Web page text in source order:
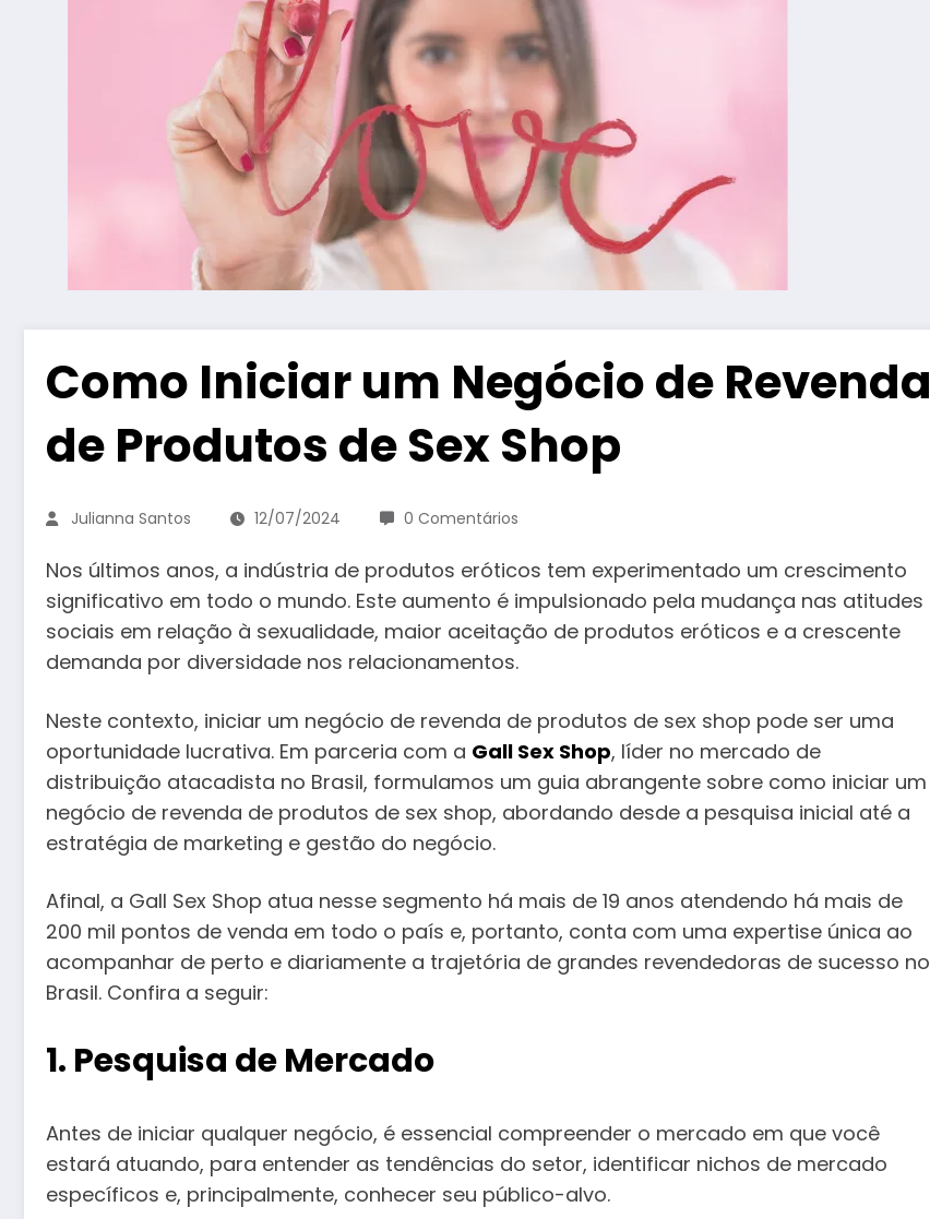
Como Iniciar um Negócio de Revenda
de Produtos de Sex Shop
Julianna Santos 12/07/2024 0 Comentários
Nos últimos anos, a indústria de produtos eróticos tem experimentado um crescimento
significativo em todo o mundo. Este aumento é impulsionado pela mudança nas atitudes
sociais em relação à sexualidade, maior aceitação de produtos eróticos e a crescente
demanda por diversidade nos relacionamentos.
Neste contexto, iniciar um negócio de revenda de produtos de sex shop pode ser uma
oportunidade lucrativa. Em parceria com a Gall Sex Shop, líder no mercado de
distribuição atacadista no Brasil, formulamos um guia abrangente sobre como iniciar um
negócio de revenda de produtos de sex shop, abordando desde a pesquisa inicial até a
estratégia de marketing e gestão do negócio.
Afinal, a Gall Sex Shop atua nesse segmento há mais de 19 anos atendendo há mais de
200 mil pontos de venda em todo o país e, portanto, conta com uma expertise única ao
acompanhar de perto e diariamente a trajetória de grandes revendedoras de sucesso no
Brasil. Confira a seguir:
1. Pesquisa de Mercado
Antes de iniciar qualquer negócio, é essencial compreender o mercado em que você
estará atuando, para entender as tendências do setor, identificar nichos de mercado
específicos e, principalmente, conhecer seu público-alvo.